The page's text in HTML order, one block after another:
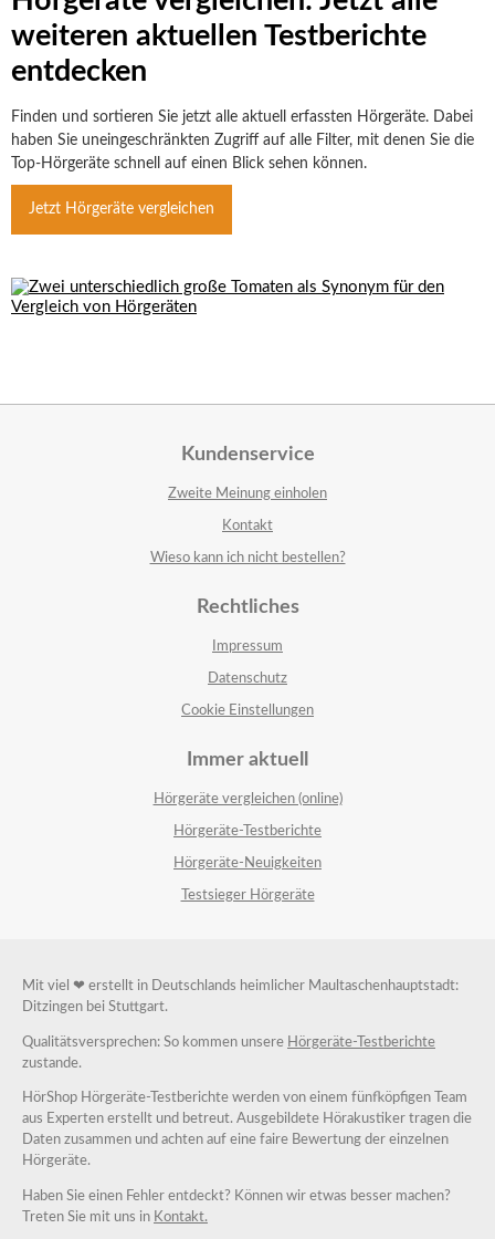
weiteren aktuellen Testberichte
entdecken
Finden und sortieren Sie jetzt alle aktuell erfassten Hörgeräte. Dabei
haben Sie uneingeschränkten Zugriff auf alle Filter, mit denen Sie die
Top-Hörgeräte schnell auf einen Blick sehen können.
Jetzt Hörgeräte vergleichen
Kundenservice
Zweite Meinung einholen
Kontakt
Wieso kann ich nicht bestellen?
Rechtliches
Impressum
Datenschutz
Cookie Einstellungen
Immer aktuell
Hörgeräte vergleichen (online)
Hörgeräte-Testberichte
Hörgeräte-Neuigkeiten
Testsieger Hörgeräte
Mit viel ❤ erstellt in Deutschlands heimlicher Maultaschenhauptstadt:
Ditzingen bei Stuttgart.
Qualitätsversprechen: So kommen unsere Hörgeräte-Testberichte
zustande.
HörShop Hörgeräte-Testberichte werden von einem fünfköpfigen Team
aus Experten erstellt und betreut. Ausgebildete Hörakustiker tragen die
Daten zusammen und achten auf eine faire Bewertung der einzelnen
Hörgeräte.
Haben Sie einen Fehler entdeckt? Können wir etwas besser machen?
Treten Sie mit uns in Kontakt.